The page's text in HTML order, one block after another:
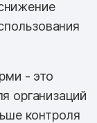
- это
организаций
контроля